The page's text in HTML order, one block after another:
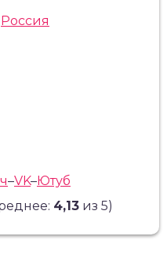
Россия
–VK–Ютуб
4,13 из 5)